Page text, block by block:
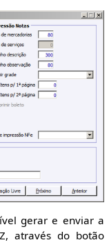
gerar e enviar a
através do botão